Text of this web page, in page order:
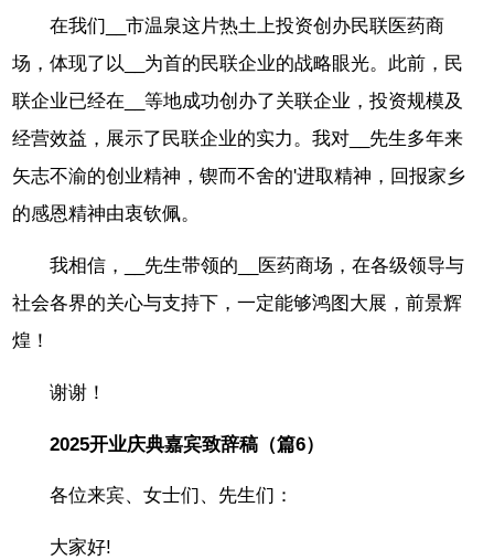
在我们__市温泉这片热土上投资创办民联医药商
场，体现了以__为首的民联企业的战略眼光。此前，民
联企业已经在__等地成功创办了关联企业，投资规模及
经营效益，展示了民联企业的实力。我对__先生多年来
矢志不渝的创业精神，锲而不舍的'进取精神，回报家乡
的感恩精神由衷钦佩。
我相信，__先生带领的__医药商场，在各级领导与
社会各界的关心与支持下，一定能够鸿图大展，前景辉
煌！
谢谢！
2025开业庆典嘉宾致辞稿（篇6）
各位来宾、女士们、先生们：
大家好!